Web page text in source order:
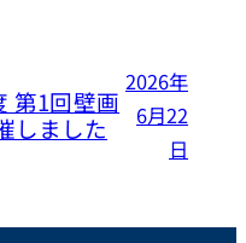
第1回壁画
しました
2026年
6月22
日